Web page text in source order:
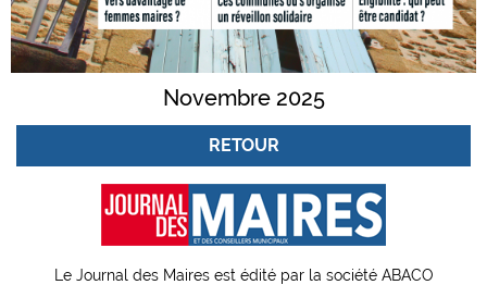
Novembre 2025
RETOUR
Le Journal des Maires est édité par la société ABACO